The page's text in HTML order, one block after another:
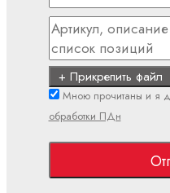
функций
функциональный
набор
для
обработки
Набор
функций
+ Прикрепить файл
Мною прочитаны и я
обработки ПДн